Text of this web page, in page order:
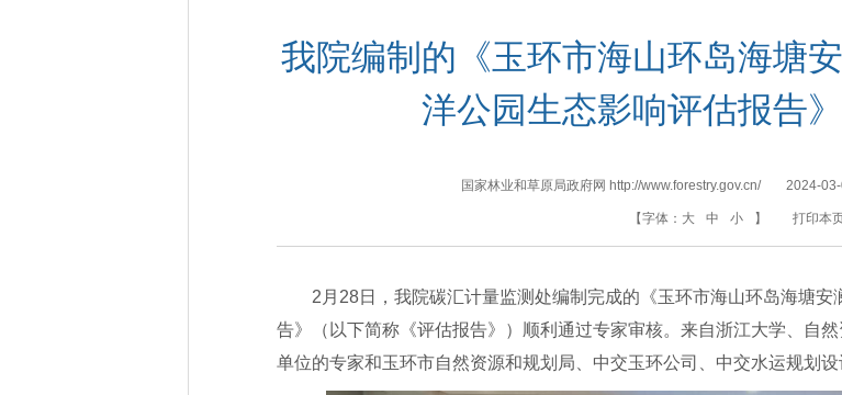
我院编制的《玉环市海山环岛海塘
洋公园生态影响评估报告
国家林业和草原局政府网 http://www.forestry.gov.cn/ 2024-
【字体： 大 中 小 】 打印本
2月28日，我院碳汇计量监测处编制完成的《玉环市海山环岛海塘
告》（以下简称《评估报告》）顺利通过专家审核。来自浙江大学、自
单位的专家和玉环市自然资源和规划局、中交玉环公司、中交水运规划设